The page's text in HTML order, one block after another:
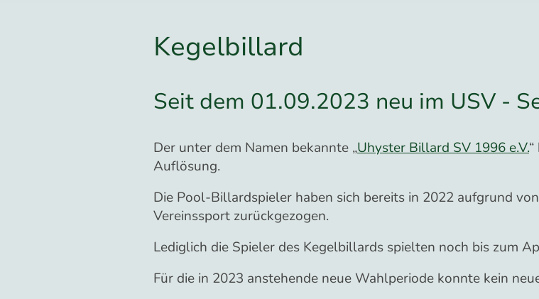
Kegelbillard
Seit dem 01.09.2023 neu im USV -
Der unter dem Namen bekannte „Uhyster Billard SV 1996 e.V.
Auflösung.
Die Pool-Billardspieler haben sich bereits in 2022 aufgrund
Vereinssport zurückgezogen.
Lediglich die Spieler des Kegelbillards spielten noch bis zum
Für die in 2023 anstehende neue Wahlperiode konnte kein